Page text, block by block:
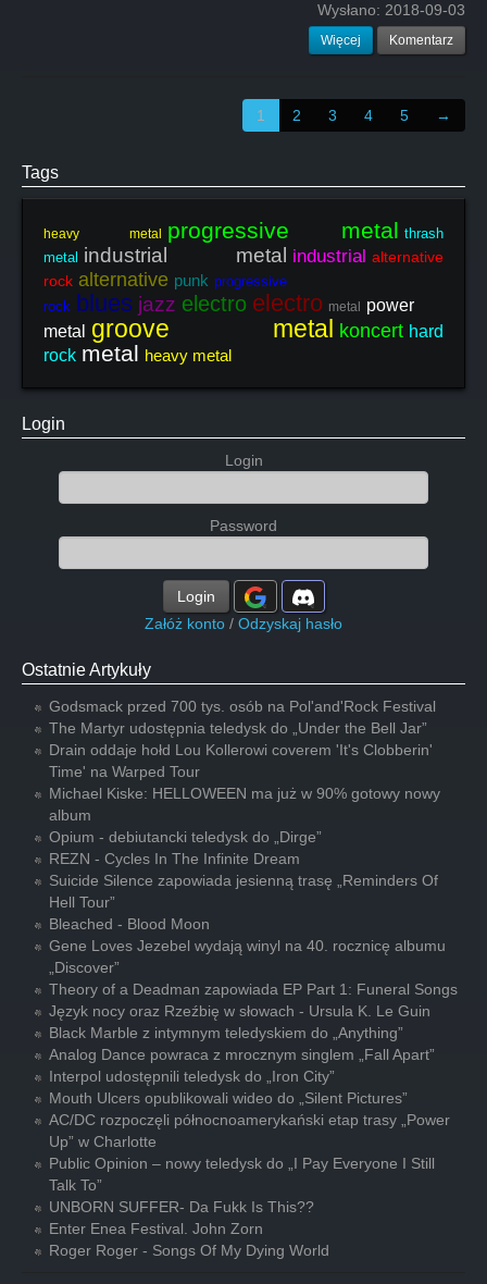
Wysłano: 2018-09-03
Więcej Komentarz
1 2 3 4 5 →
Tags
heavy metal progressive metal thrash
metal industrial metal industrial alternative
rock alternative punk progressive
rock blues jazz electro electro metal
power
metal
groove metal koncert hard
rock metal heavy metal
Login
Login
Password
Login
Załóż konto / Odzyskaj hasło
Ostatnie Artykuły
Godsmack przed 700 tys. osób na Pol'and'Rock Festival
The Martyr udostępnia teledysk do „Under the Bell Jar”
Drain oddaje hołd Lou Kollerowi coverem 'It's Clobberin'
Time' na Warped Tour
Michael Kiske: HELLOWEEN ma już w 90% gotowy nowy
album
Opium - debiutancki teledysk do „Dirge”
REZN - Cycles In The Infinite Dream
Suicide Silence zapowiada jesienną trasę „Reminders Of
Hell Tour”
Bleached - Blood Moon
Gene Loves Jezebel wydają winyl na 40. rocznicę albumu
„Discover”
Theory of a Deadman zapowiada EP Part 1: Funeral Songs
Język nocy oraz Rzeźbię w słowach - Ursula K. Le Guin
Black Marble z intymnym teledyskiem do „Anything”
Analog Dance powraca z mrocznym singlem „Fall Apart”
Interpol udostępnili teledysk do „Iron City”
Mouth Ulcers opublikowali wideo do „Silent Pictures”
AC/DC rozpoczęli północnoamerykański etap trasy „Power
Up” w Charlotte
Public Opinion – nowy teledysk do „I Pay Everyone I Still
Talk To”
UNBORN SUFFER- Da Fukk Is This??
Enter Enea Festival. John Zorn
Roger Roger - Songs Of My Dying World